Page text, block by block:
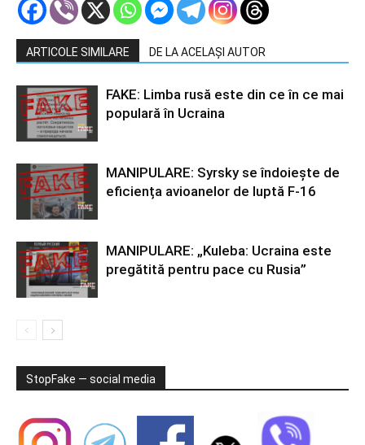
ARTICOLE SIMILARE DE LA ACELAȘI AUTOR
FAKE: Limba rusă este din ce în ce mai
populară în Ucraina
MANIPULARE: Syrsky se îndoiește de
eficiența avioanelor de luptă F-16
MANIPULARE: „Kuleba: Ucraina este
pregătită pentru pace cu Rusia”
StopFake — social media